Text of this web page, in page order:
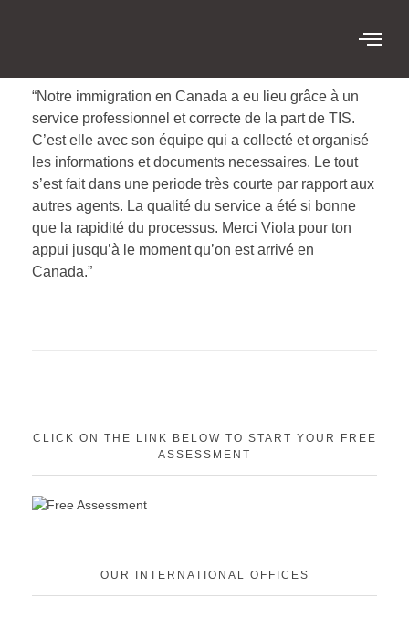
“Notre immigration en Canada a eu lieu grâce à un
service professionnel et correcte de la part de TIS.
C’est elle avec son équipe qui a collecté et organisé
les informations et documents necessaires. Le tout
s’est fait dans une periode très courte par rapport aux
autres agents. La qualité du service a été si bonne
que la rapidité du processus. Merci Viola pour ton
appui jusqu’à le moment qu’on est arrivé en
Canada.”
CLICK ON THE LINK BELOW TO START YOUR FREE
ASSESSMENT
OUR INTERNATIONAL OFFICES